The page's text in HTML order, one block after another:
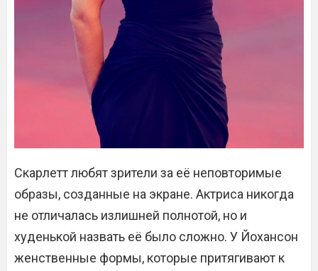
Скарлетт любят зрители за её неповторимые
образы, созданные на экране. Актриса никогда
не отличалась излишней полнотой, но и
худенькой назвать её было сложно. У Йохансон
женственные формы, которые притягивают к